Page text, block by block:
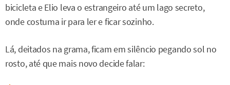
bicicleta e Elio leva o estrangeiro até um lago secreto,
onde costuma ir para ler e ficar sozinho.
Lá, deitados na grama, ficam em silêncio pegando sol no
rosto, até que mais novo decide falar: